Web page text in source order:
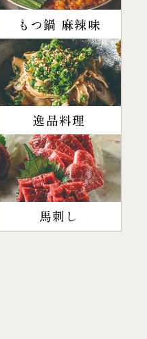
もつ鍋 麻辣味
逸品料理
馬刺し